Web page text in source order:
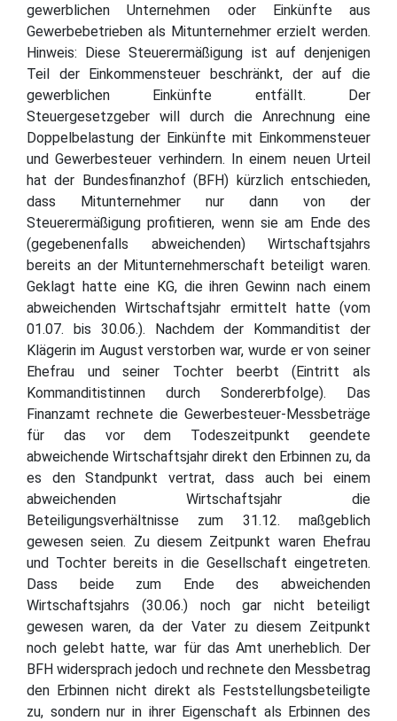
gewerblichen Unternehmen oder Einkünfte aus
Gewerbebetrieben als Mitunternehmer erzielt werden.
Hinweis: Diese Steuerermäßigung ist auf denjenigen
Teil der Einkommensteuer beschränkt, der auf die
gewerblichen Einkünfte entfällt. Der
Steuergesetzgeber will durch die Anrechnung eine
Doppelbelastung der Einkünfte mit Einkommensteuer
und Gewerbesteuer verhindern. In einem neuen Urteil
hat der Bundesfinanzhof (BFH) kürzlich entschieden,
dass Mitunternehmer nur dann von der
Steuerermäßigung profitieren, wenn sie am Ende des
(gegebenenfalls abweichenden) Wirtschaftsjahrs
bereits an der Mitunternehmerschaft beteiligt waren.
Geklagt hatte eine KG, die ihren Gewinn nach einem
abweichenden Wirtschaftsjahr ermittelt hatte (vom
01.07. bis 30.06.). Nachdem der Kommanditist der
Klägerin im August verstorben war, wurde er von seiner
Ehefrau und seiner Tochter beerbt (Eintritt als
Kommanditistinnen durch Sondererbfolge). Das
Finanzamt rechnete die Gewerbesteuer-Messbeträge
für das vor dem Todeszeitpunkt geendete
abweichende Wirtschaftsjahr direkt den Erbinnen zu, da
es den Standpunkt vertrat, dass auch bei einem
abweichenden Wirtschaftsjahr die
Beteiligungsverhältnisse zum 31.12. maßgeblich
gewesen seien. Zu diesem Zeitpunkt waren Ehefrau
und Tochter bereits in die Gesellschaft eingetreten.
Dass beide zum Ende des abweichenden
Wirtschaftsjahrs (30.06.) noch gar nicht beteiligt
gewesen waren, da der Vater zu diesem Zeitpunkt
noch gelebt hatte, war für das Amt unerheblich. Der
BFH widersprach jedoch und rechnete den Messbetrag
den Erbinnen nicht direkt als Feststellungsbeteiligte
zu, sondern nur in ihrer Eigenschaft als Erbinnen des